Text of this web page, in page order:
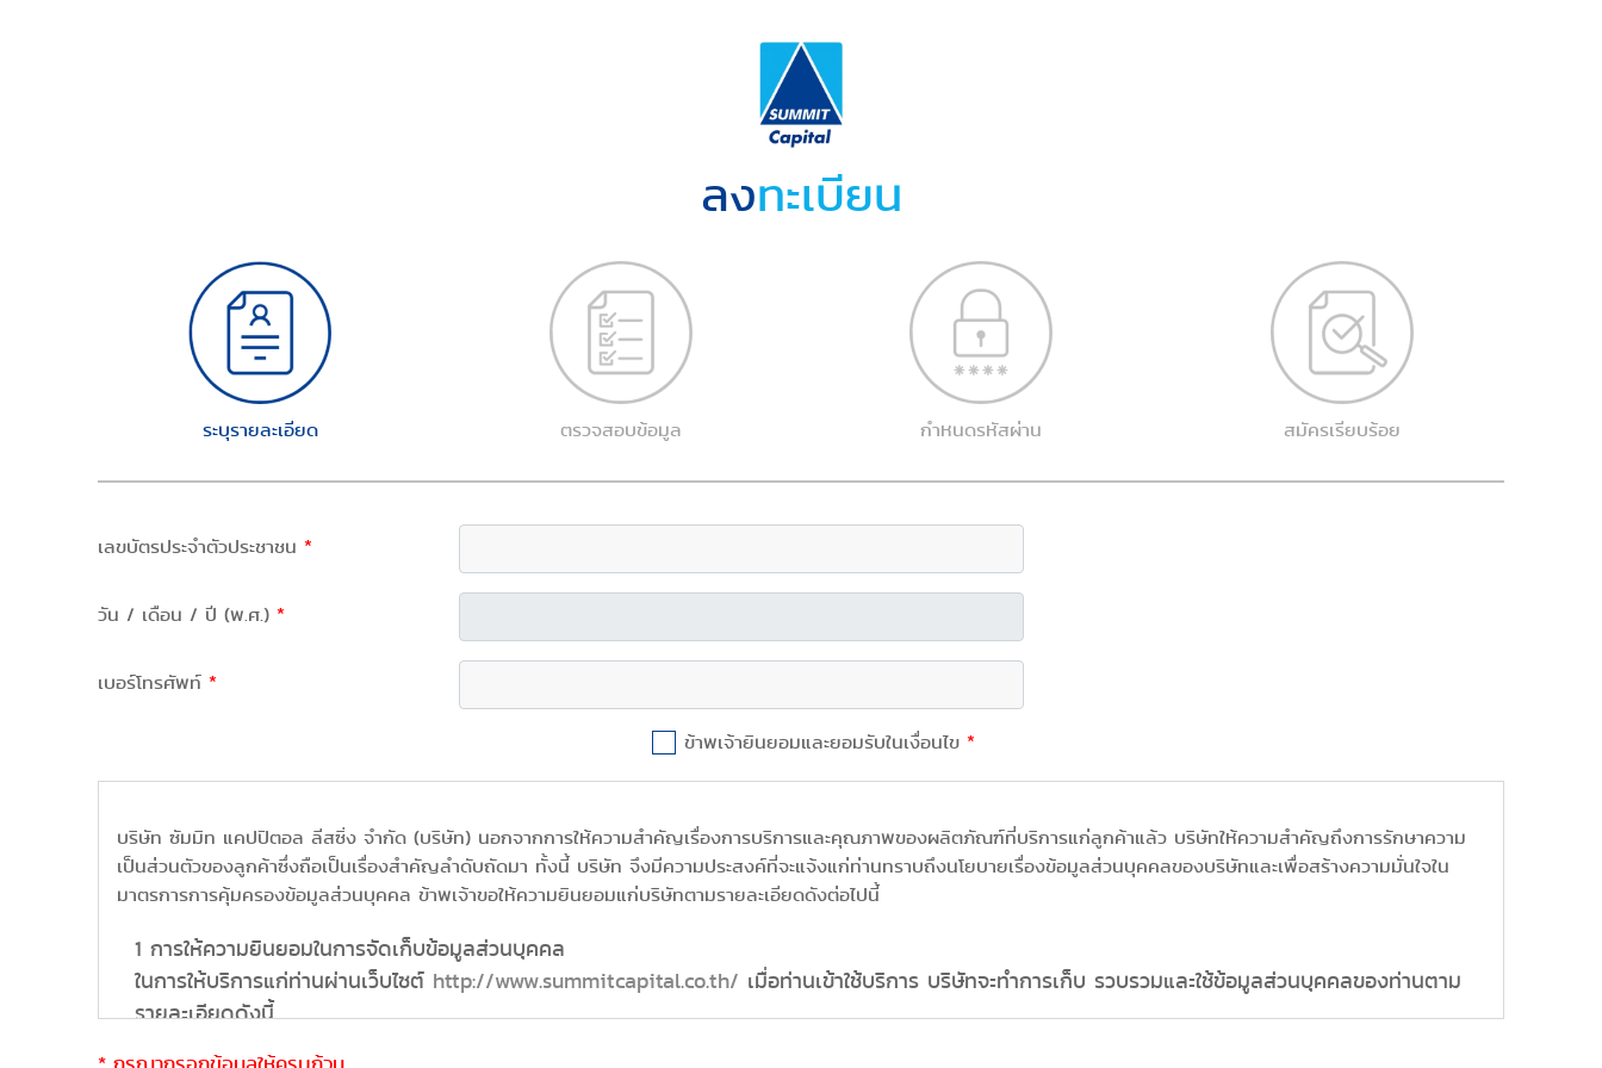
ลงทะเบียน
ระบุรายละเอียด ตรวจสอบข้อมูล กำหนดรหัสผ่าน สมัครเรียบร้อย
เลขบัตรประจำตัวประชาชน *
วัน / เดือน / ปี (พ.ศ.) *
เบอร์โทรศัพท์ *
ข้าพเจ้ายินยอมและยอมรับในเงื่อนไข *
บริษัท ซัมมิท แคปปิตอล ลีสซิ่ง จำกัด (บริษัท) นอกจากการให้ความสำคัญเรื่องการบริการและคุณภาพของผลิตภัณฑ์ที่บริการแก่ลูกค้าแล้ว บริษัทให้ความสำคัญถึงการรักษาความ
เป็นส่วนตัวของลูกค้าซึ่งถือเป็นเรื่องสำคัญลำดับถัดมา ทั้งนี้ บริษัท จึงมีความประสงค์ที่จะแจ้งแก่ท่านทราบถึงนโยบายเรื่องข้อมูลส่วนบุคคลของบริษัทและเพื่อสร้างความมั่นใจใน
มาตรการการคุ้มครองข้อมูลส่วนบุคคล ข้าพเจ้าขอให้ความยินยอมแก่บริษัทตามรายละเอียดดังต่อไปนี้
การให้ความยินยอมในการจัดเก็บข้อมูลส่วนบุคคล
ในการให้บริการแก่ท่านผ่านเว็บไซต์ http://www.summitcapital.co.th/ เมื่อท่านเข้าใช้บริการ บริษัทจะทำการเก็บ รวบรวมและใช้ข้อมูลส่วนบุคคลของท่านตาม
รายละเอียดดังนี้